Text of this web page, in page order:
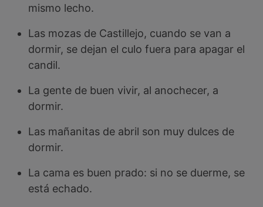
mismo lecho.
Las mozas de Castillejo, cuando se van a
dormir, se dejan el culo fuera para apagar el
candil.
La gente de buen vivir, al anochecer, a
dormir.
Las mañanitas de abril son muy dulces de
dormir.
La cama es buen prado: si no se duerme, se
está echado.